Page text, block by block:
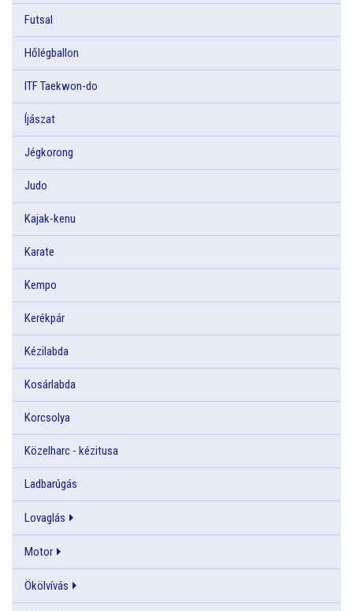
Futsal
Hőlégballon
ITF Taekwon-do
Íjászat
Jégkorong
Judo
Kajak-kenu
Karate
Kempo
Kerékpár
Kézilabda
Kosárlabda
Korcsolya
Közelharc - kézitusa
Ladbarúgás
Lovaglás
Motor
Ökölvívás